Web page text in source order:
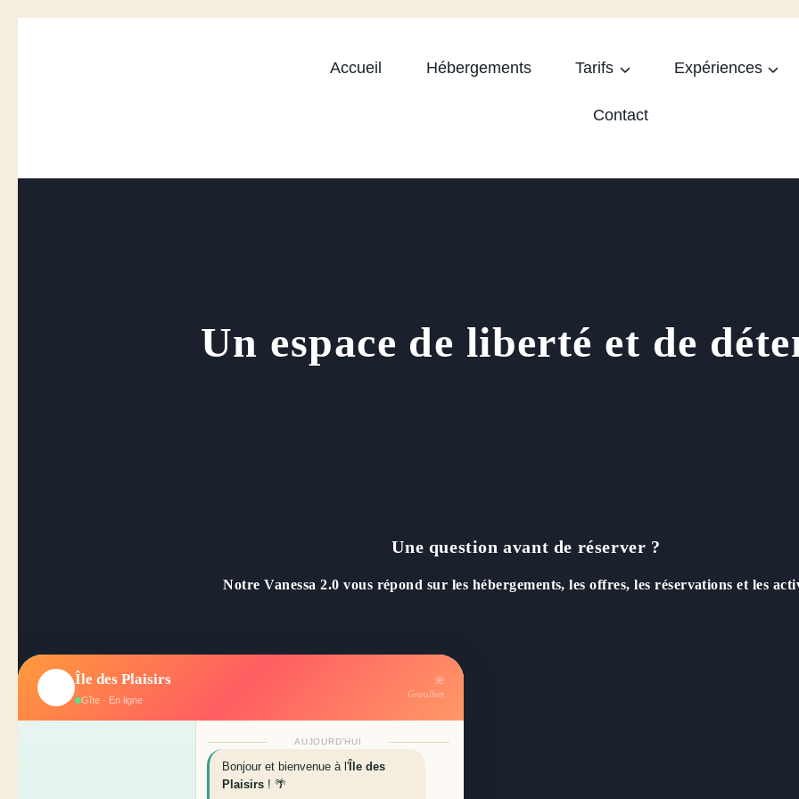
Accueil Hébergements Tarifs Expériences
Contact
Un espace de liberté et de
Une question avant de réserver ?
Notre Vanessa 2.0 vous répond sur les hébergements, les offres, les réservations et les
Île des Plaisirs
Gîte · En ligne
🌺️
Graulhet
AUJOURD'HUI
Bonjour et bienvenue à l' Île des
Plaisirs ! 🌴